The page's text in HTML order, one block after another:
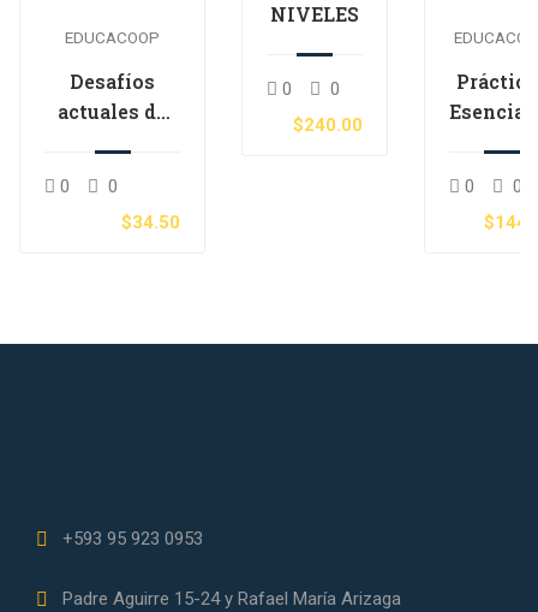
EDUCACOOP
Desafíos
actuales de
Herramientas
0
0
$34.50
NIVELES
0
0
$240.00
de
0
0
+593 95 923 0953
Padre Aguirre 15-24 y Rafael María Arizaga